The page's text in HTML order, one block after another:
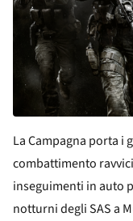
La Campagna porta i
combattimento
inseguimenti in auto
notturni degli SAS a